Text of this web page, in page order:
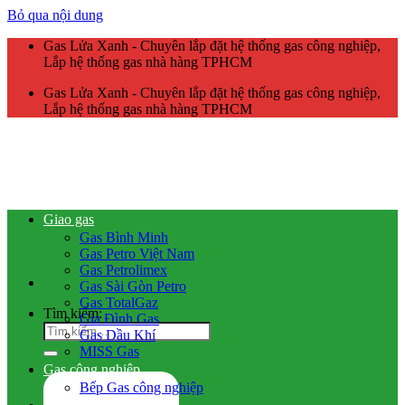
Bỏ qua nội dung
Gas Lửa Xanh - Chuyên lắp đặt hệ thống gas công nghiệp,
Lắp hệ thống gas nhà hàng TPHCM
Gas Lửa Xanh - Chuyên lắp đặt hệ thống gas công nghiệp,
Lắp hệ thống gas nhà hàng TPHCM
Tìm kiếm:
Giao gas
Gas Bình Minh
Gas Petro Việt Nam
Gas Petrolimex
Gas Sài Gòn Petro
Gas TotalGaz
Gia Đình Gas
Gas Dầu Khí
MISS Gas
Gas công nghiệp
Bếp Gas công nghiệp